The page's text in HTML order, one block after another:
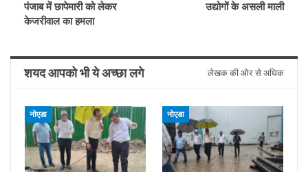
पंजाब में छापेमारी को लेकर
केजरीवाल का हमला
उद्योगों के असली माली
शयद आपको भी ये अच्छा लगे लेखक की ओर से अधिक
नोएडा नोएडा